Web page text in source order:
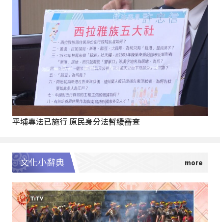
平埔專法已施行 原民身分法暫緩審查
文化小辭典